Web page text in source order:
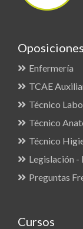
Oposiciones
Enfermería
TCAE
Técnico
Técnico
Técnico
Legislación -
Preguntas
Cursos